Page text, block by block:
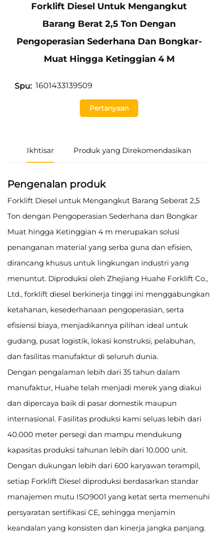
Forklift Diesel Untuk Mengangkut
Barang Berat 2,5 Ton Dengan
Pengoperasian Sederhana Dan Bongkar-
Muat Hingga Ketinggian 4 M
Spu: 1601433139509
Pertanyaan
Ikhtisar Produk yang Direkomendasikan
Pengenalan produk
Forklift Diesel untuk Mengangkut Barang Seberat 2,5
Ton dengan Pengoperasian Sederhana dan Bongkar
Muat hingga Ketinggian 4 m merupakan solusi
penanganan material yang serba guna dan efisien,
dirancang khusus untuk lingkungan industri yang
menuntut. Diproduksi oleh Zhejiang Huahe Forklift Co.,
Ltd., forklift diesel berkinerja tinggi ini menggabungkan
ketahanan, kesederhanaan pengoperasian, serta
efisiensi biaya, menjadikannya pilihan ideal untuk
gudang, pusat logistik, lokasi konstruksi, pelabuhan,
dan fasilitas manufaktur di seluruh dunia.
Dengan pengalaman lebih dari 35 tahun dalam
manufaktur, Huahe telah menjadi merek yang diakui
dan dipercaya baik di pasar domestik maupun
internasional. Fasilitas produksi kami seluas lebih dari
40.000 meter persegi dan mampu mendukung
kapasitas produksi tahunan lebih dari 10.000 unit.
Dengan dukungan lebih dari 600 karyawan terampil,
setiap Forklift Diesel diproduksi berdasarkan standar
manajemen mutu ISO9001 yang ketat serta memenuhi
persyaratan sertifikasi CE, sehingga menjamin
keandalan yang konsisten dan kinerja jangka panjang.